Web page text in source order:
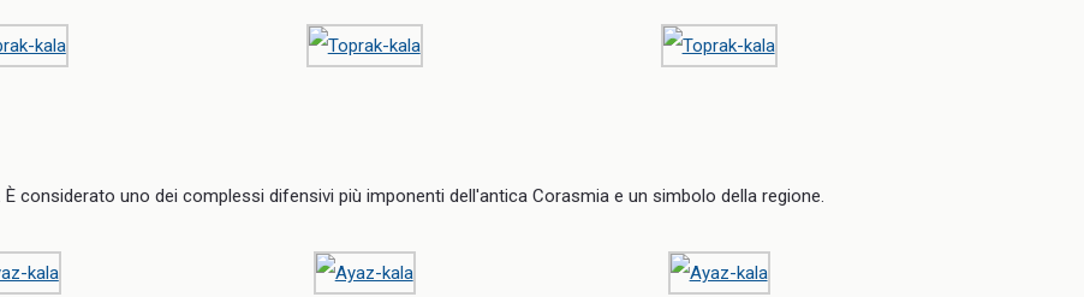
considerato uno dei complessi difensivi più imponenti dell'antica Corasmia e un simbolo della regione.